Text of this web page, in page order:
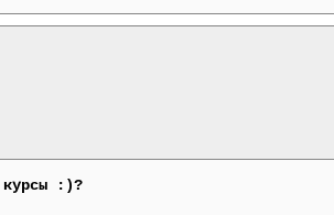
курсы :)?